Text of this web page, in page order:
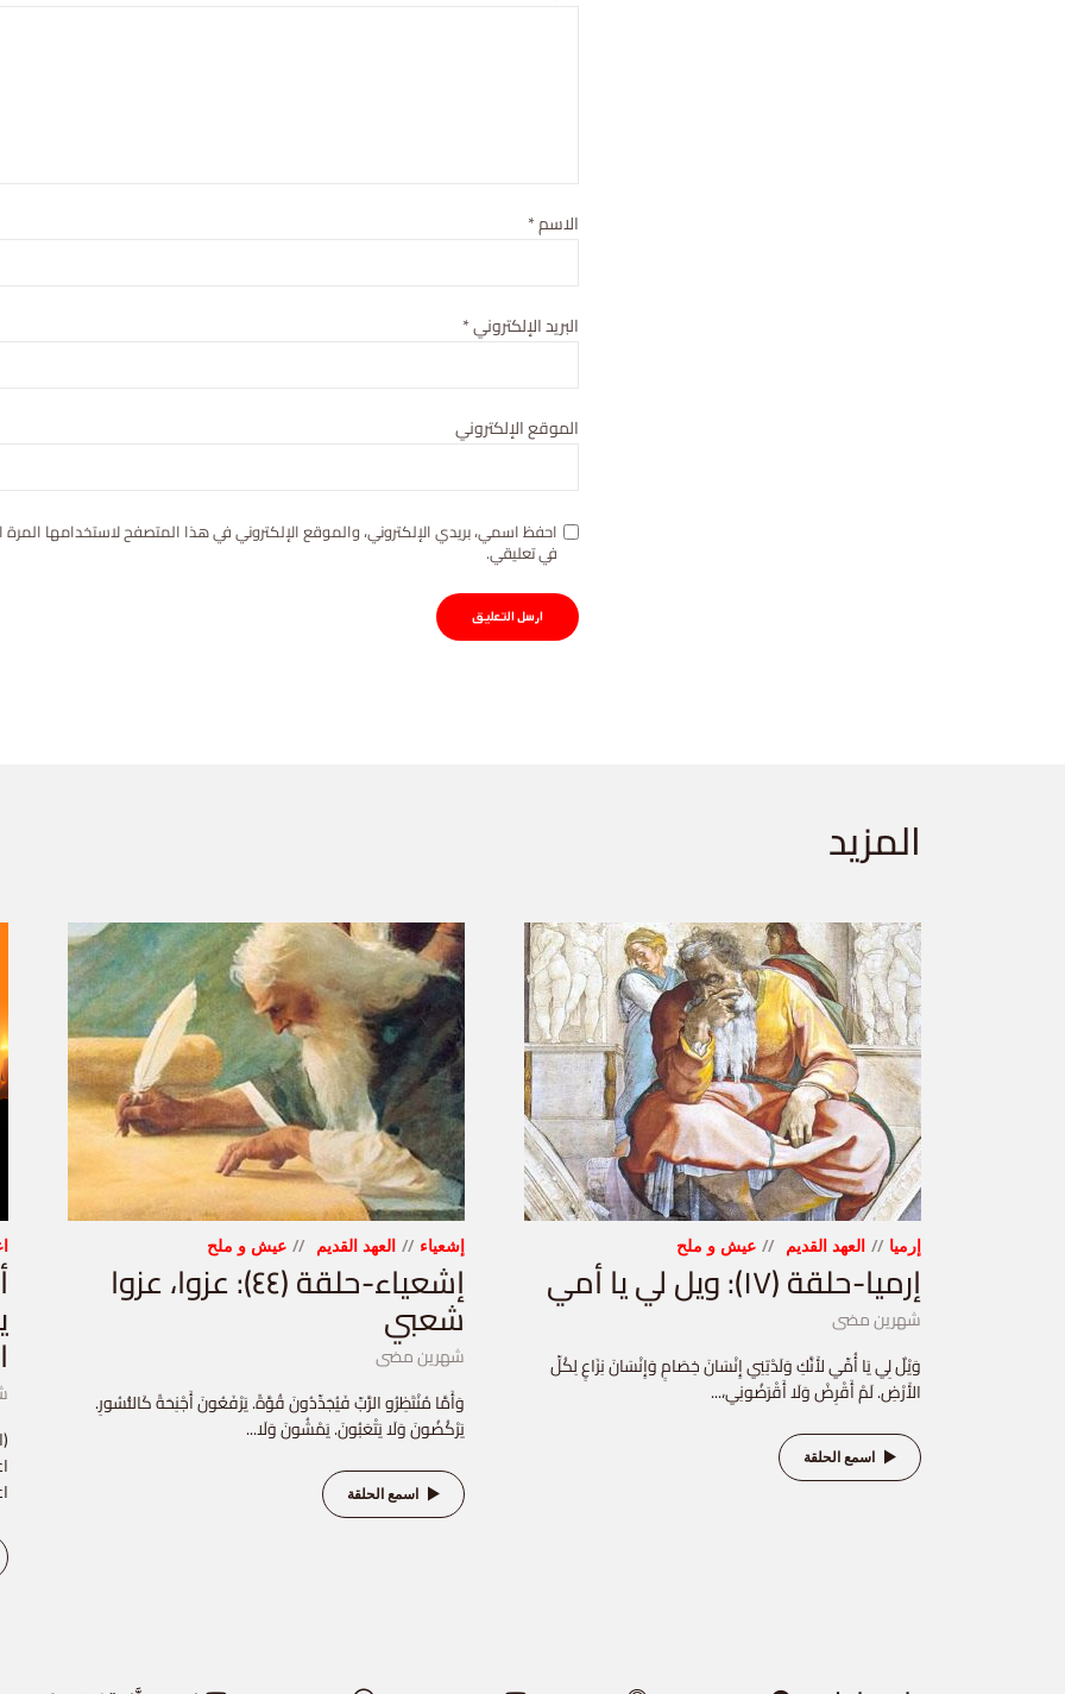
الاسم*
البريد الإلكتروني*
الموقع الإلكتروني
احفظ اسمي، بريدي الإلكتروني، والموقع الإلكتروني في هذا المتصفح لاستخدامها المرة
في تعليقي.
المزيد
إرميا العهد القديم عيش و ملح
إرميا-حلقة (١٧): ويل لي يا أمي
شهرين مضى
وَيْلٌ لِي يَا أُمِّي لأَنَّكِ وَلَدْتِنِي إِنْسَانَ خِصَامٍ وَإِنْسَانَ نِزَاعٍ لِكُلِّ
الأَرْضِ. لَمْ أَقْرِضْ وَلَا أَقْرَضُونِي،...
اسمع الحلقة
إشعياء العهد القديم عيش و ملح
إشعياء-حلقة (٤٤): عزوا، عزوا
شعبي
شهرين مضى
وَأَمَّا مُنْتَظِرُو الرَّبِّ فَيُجَدِّدُونَ قُوَّةً. يَرْفَعُونَ أَجْنِحَةً كَالنُّسُورِ.
يَرْكُضُونَ وَلَا يَتْعَبُونَ. يَمْشُونَ وَلَا...
اسمع الحلقة